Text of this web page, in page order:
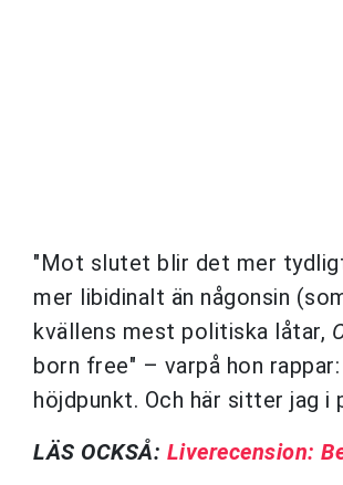
"Mot slutet blir det mer
mer libidinalt än någonsin
kvällens mest politiska låtar,
born free" – varpå hon
höjdpunkt. Och här sitter jag i
LÄS OCKSÅ: Liverecension: